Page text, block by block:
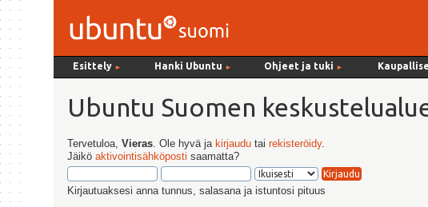
Esittely ► Hanki Ubuntu ► Ohjeet ja tuki ►
Ubuntu Suomen
Tervetuloa, Vieras. Ole hyvä ja kirjaudutai rekisteröidy.
Jäikö aktivointisähköposti saamatta?
Kirjautuaksesi anna tunnus, salasana ja istuntosi pituus